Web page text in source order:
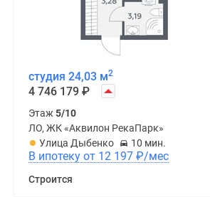
студия 24,03 м2
4 746 179 ₽
Этаж 5/10
ЛО, ЖК «Аквилон РекаПарк»
Улица Дыбенко
10 мин.
В ипотеку от 12 197 ₽/мес
Строится